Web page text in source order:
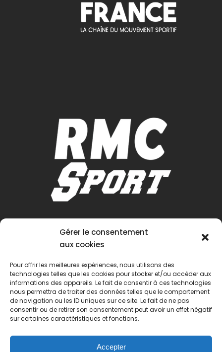
Gérer le consentement
aux cookies
Pour offrir les meilleures expériences, nous utilisons des
technologies telles que les cookies pour stocker et/ou accéder aux
informations des appareils. Le fait de consentir à ces technologies
nous permettra de traiter des données telles que le comportement
de navigation ou les ID uniques sur ce site. Le fait de ne pas
consentir ou de retirer son consentement peut avoir un effet négatif
sur certaines caractéristiques et fonctions.
Accepter